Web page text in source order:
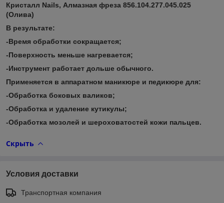
Кристалл Nails, Алмазная фреза 856.104.277.045.025
(Олива)
В результате:
-Время обработки сокращается;
-Поверхность меньше нагревается;
-Инструмент работает дольше обычного.
Применяется в аппаратном маникюре и педикюре для:
-Обработка боковых валиков;
-Обработка и удаление кутикулы;
-Обработка мозолей и шероховатостей кожи пальцев.
Скрыть
Условия доставки
Транспортная компания